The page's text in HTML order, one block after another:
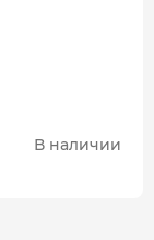
В наличии